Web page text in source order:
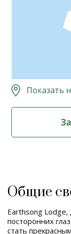
Общие
Earthsong Lodge,
посторонних
стать
Показать